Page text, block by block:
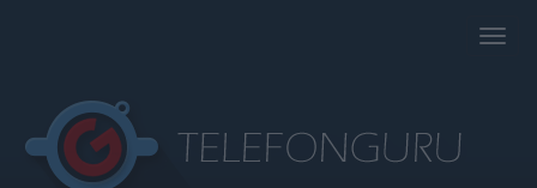
Toggle